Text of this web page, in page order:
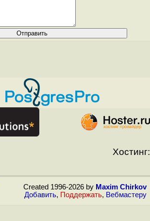
Хостинг:
Created 1996-2026 by Maxim Chirkov
Добавить, Поддержать, Вебмастеру